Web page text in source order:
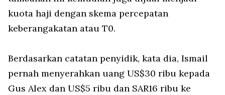
kuota haji dengan skema percepatan
keberangakatan atau T0.
Berdasarkan catatan penyidik, kata dia, Ismail
pernah menyerahkan uang US$30 ribu kepada
Gus Alex dan US$5 ribu dan SAR16 ribu ke